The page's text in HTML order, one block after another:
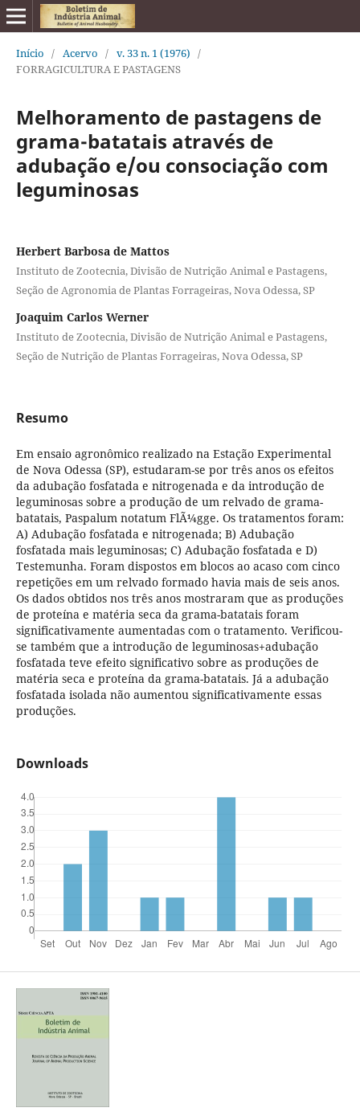
Início / Acervo / v. 33 n. 1 (1976) /
FORRAGICULTURA E PASTAGENS
Melhoramento de pastagens de
grama-batatais através de
adubação e/ou consociação com
leguminosas
Herbert Barbosa de Mattos
Instituto de Zootecnia, Divisão de Nutrição Animal e Pastagens,
Seção de Agronomia de Plantas Forrageiras, Nova Odessa, SP
Joaquim Carlos Werner
Instituto de Zootecnia, Divisão de Nutrição Animal e Pastagens,
Seção de Nutrição de Plantas Forrageiras, Nova Odessa, SP
Resumo
Em ensaio agronômico realizado na Estação Experimental
de Nova Odessa (SP), estudaram-se por três anos os efeitos
da adubação fosfatada e nitrogenada e da introdução de
leguminosas sobre a produção de um relvado de grama-
batatais, Paspalum notatum FlÃ¼gge. Os tratamentos foram:
A) Adubação fosfatada e nitrogenada; B) Adubação
fosfatada mais leguminosas; C) Adubação fosfatada e D)
Testemunha. Foram dispostos em blocos ao acaso com cinco
repetições em um relvado formado havia mais de seis anos.
Os dados obtidos nos três anos mostraram que as produções
de proteína e matéria seca da grama-batatais foram
significativamente aumentadas com o tratamento. Verificou-
se também que a introdução de leguminosas+adubação
fosfatada teve efeito significativo sobre as produções de
matéria seca e proteína da grama-batatais. Já a adubação
fosfatada isolada não aumentou significativamente essas
produções.
Downloads